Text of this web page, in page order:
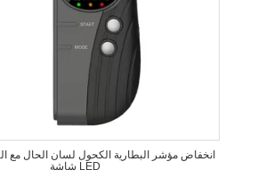
انخفاض مؤشر البطارية الكحول لسان الحال مع
شاشة LED